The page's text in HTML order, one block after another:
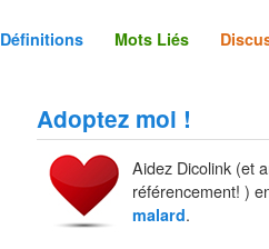
Définitions Mots Liés
Adoptez moi !
Aidez Dicolink (et
référencement! )
malard.